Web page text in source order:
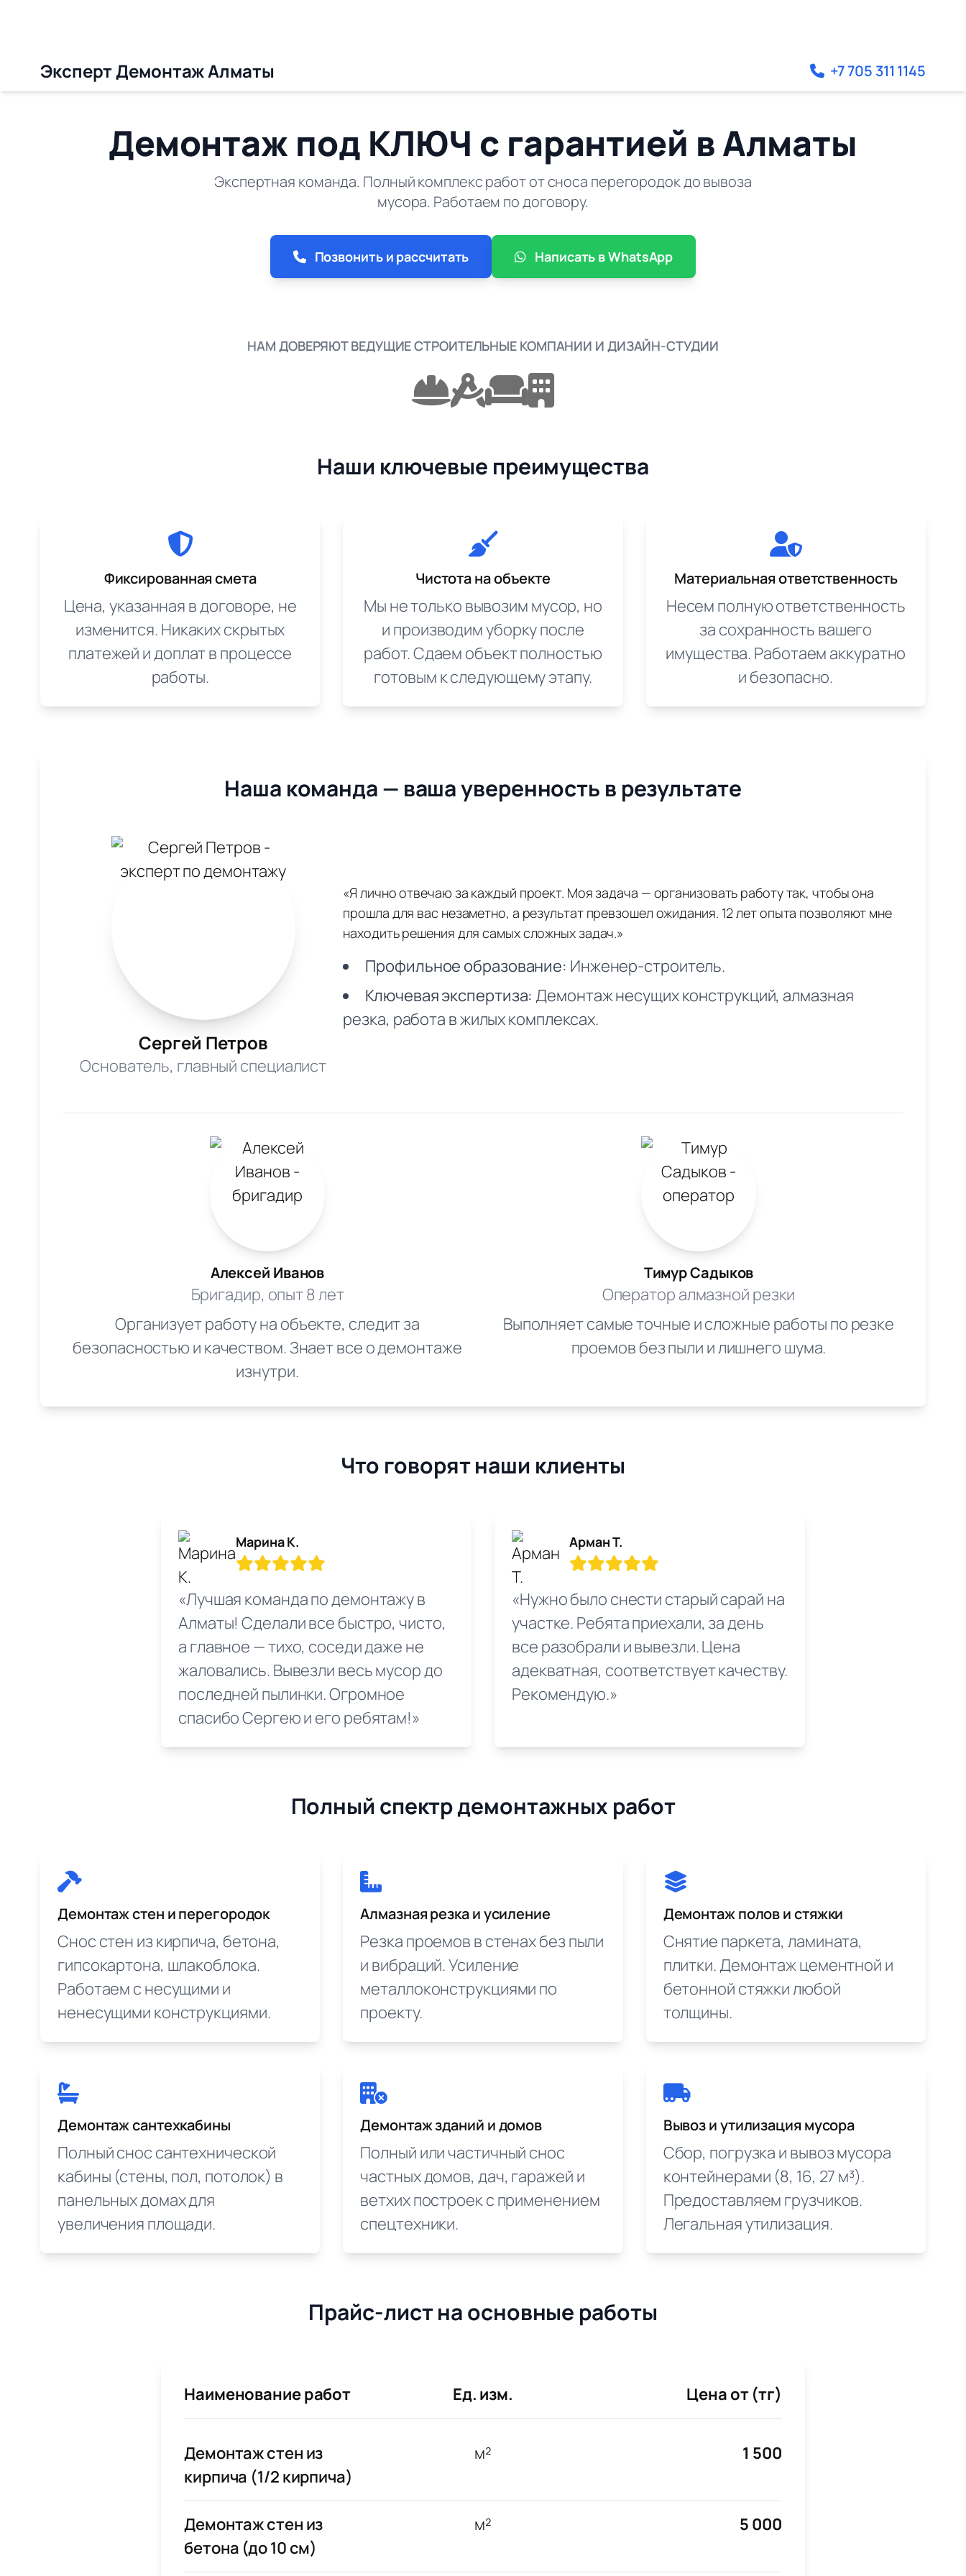
ПерейтиЭксперт Демонтаж Алматы +7 705 311 1145
Демонтаж под КЛЮЧ с гарантией в Алматы
Экспертная команда. Полный комплекс работ от сноса перегородок до вывоза
мусора. Работаем по договору.
Позвонить и рассчитать Написать в WhatsApp
НАМ ДОВЕРЯЮТ ВЕДУЩИЕ СТРОИТЕЛЬНЫЕ КОМПАНИИ И ДИЗАЙН-СТУДИИ
Наши ключевые преимущества
Фиксированная смета
Цена, указанная в договоре, не
изменится. Никаких скрытых
платежей и доплат в процессе
работы.
Чистота на объекте
Мы не только вывозим мусор, но
и производим уборку после
работ. Сдаем объект полностью
готовым к следующему этапу.
Материальная ответственность
Несем полную ответственность
за сохранность вашего
имущества. Работаем аккуратно
и безопасно.
Наша команда — ваша уверенность в результате
Сергей Петров
Основатель, главный специалист
«Я лично отвечаю за каждый проект. Моя задача — организовать работу так, чтобы она
прошла для вас незаметно, а результат превзошел ожидания. 12 лет опыта позволяют мне
находить решения для самых сложных задач.»
Профильное образование: Инженер-строитель.
Ключевая экспертиза: Демонтаж несущих конструкций, алмазная
резка, работа в жилых комплексах.
Алексей Иванов
Бригадир, опыт 8 лет
Организует работу на объекте, следит за
безопасностью и качеством. Знает все о демонтаже
изнутри.
Тимур Садыков
Оператор алмазной резки
Выполняет самые точные и сложные работы по резке
проемов без пыли и лишнего шума.
Что говорят наши клиенты
Марина К.
«Лучшая команда по демонтажу в
Алматы! Сделали все быстро, чисто,
а главное — тихо, соседи даже не
жаловались. Вывезли весь мусор до
последней пылинки. Огромное
спасибо Сергею и его ребятам!»
Арман Т.
«Нужно было снести старый сарай на
участке. Ребята приехали, за день
все разобрали и вывезли. Цена
адекватная, соответствует качеству.
Рекомендую.»
Полный спектр демонтажных работ
Демонтаж стен и перегородок
Снос стен из кирпича, бетона,
гипсокартона, шлакоблока.
Работаем с несущими и
ненесущими конструкциями.
Алмазная резка и усиление
Резка проемов в стенах без пыли
и вибраций. Усиление
металлоконструкциями по
проекту.
Демонтаж полов и стяжки
Снятие паркета, ламината,
плитки. Демонтаж цементной и
бетонной стяжки любой
толщины.
Демонтаж сантехкабины
Полный снос сантехнической
кабины (стены, пол, потолок) в
панельных домах для
увеличения площади.
Демонтаж зданий и домов
Полный или частичный снос
частных домов, дач, гаражей и
ветхих построек с применением
спецтехники.
Вывоз и утилизация мусора
Сбор, погрузка и вывоз мусора
контейнерами (8, 16, 27 м³).
Предоставляем грузчиков.
Легальная утилизация.
Прайс-лист на основные работы
Наименование работ Ед. изм. Цена от (тг)
Демонтаж стен из
кирпича (1/2 кирпича)
м² 1 500
Демонтаж стен из
бетона (до 10 см)
м² 5 000